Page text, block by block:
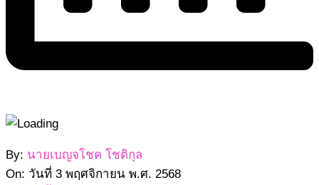
2568-
11-
By: นายเบญจโชค โชติกุล
On: วันที่ 3 พฤศจิกายน พ.ศ. 2568